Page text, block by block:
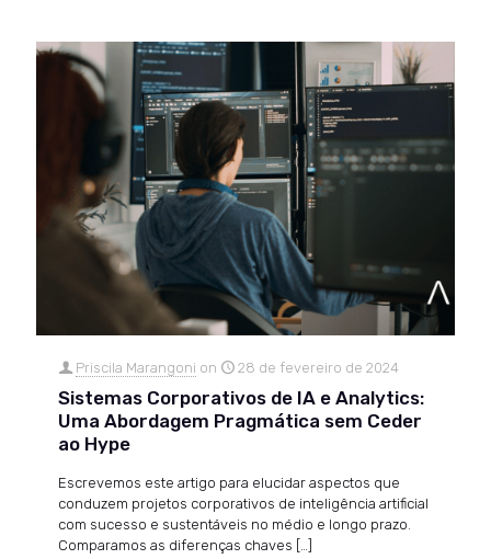
Priscila Marangoni on 28 de fevereiro de 2024
Sistemas Corporativos de IA e Analytics:
Uma Abordagem Pragmática sem Ceder
ao Hype
Escrevemos este artigo para elucidar aspectos que
conduzem projetos corporativos de inteligência artificial
com sucesso e sustentáveis no médio e longo prazo.
Comparamos as diferenças chaves